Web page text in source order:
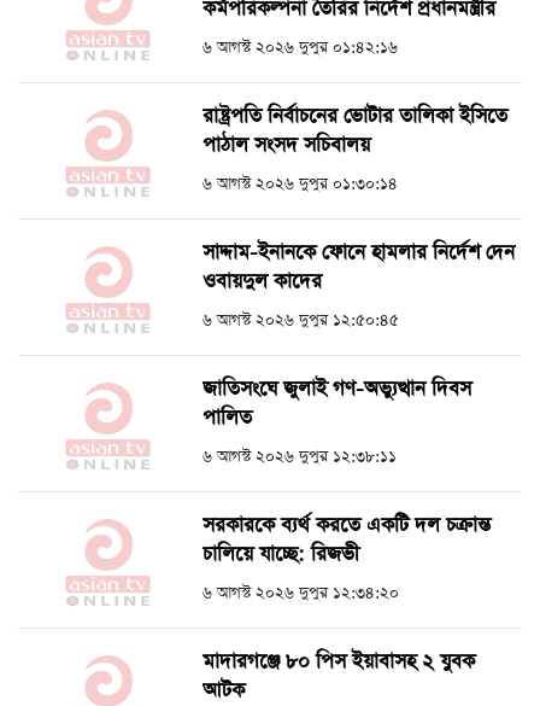
কর্মপরিকল্পনা তৈরির নির্দেশ প্রধানমন্ত্রীর
৬ আগস্ট ২০২৬ দুপুর ০১:৪২:১৬
রাষ্ট্রপতি নির্বাচনের ভোটার তালিকা ইসিতে
পাঠাল সংসদ সচিবালয়
৬ আগস্ট ২০২৬ দুপুর ০১:৩০:১৪
সাদ্দাম-ইনানকে ফোনে হামলার নির্দেশ দেন
ওবায়দুল কাদের
৬ আগস্ট ২০২৬ দুপুর ১২:৫০:৪৫
জাতিসংঘে জুলাই গণ-অভ্যুত্থান দিবস
পালিত
৬ আগস্ট ২০২৬ দুপুর ১২:৩৮:১১
সরকারকে ব্যর্থ করতে একটি দল চক্রান্ত
চালিয়ে যাচ্ছে: রিজভী
৬ আগস্ট ২০২৬ দুপুর ১২:৩৪:২০
মাদারগঞ্জে ৮০ পিস ইয়াবাসহ ২ যুবক
আটক